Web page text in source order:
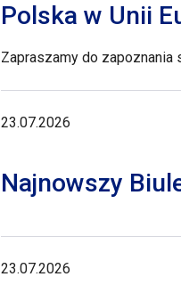
Polska w Unii
Zapraszamy do
23.07.2026
Najnowszy
23.07.2026